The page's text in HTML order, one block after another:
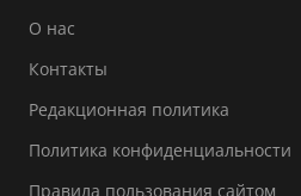
О нас
Контакты
Редакционная политика
Политика конфиденциальности
Правила пользования сайтом